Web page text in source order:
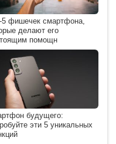
5 фишечек смартфона,
делают его
помощн
будущего:
эти 5 уникальных